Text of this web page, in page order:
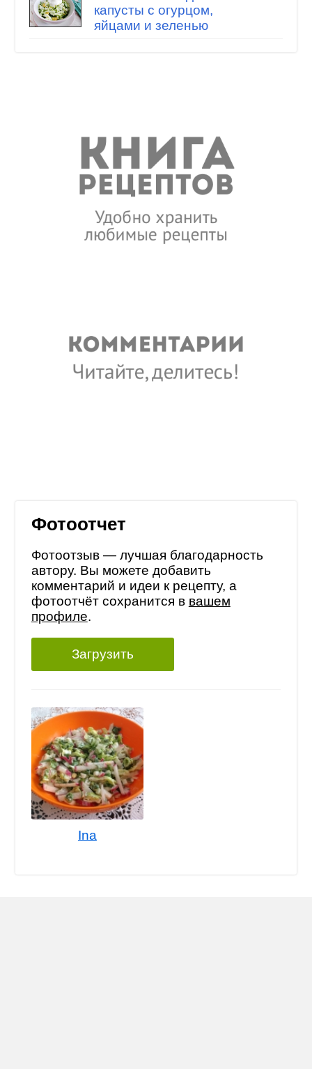
капусты с огурцом,
яйцами и зеленью
Фотоотчет
Фотоотзыв — лучшая благодарность
автору. Вы можете добавить
комментарий и идеи к рецепту, а
фотоотчёт сохранится в вашем
профиле.
Загрузить
Ina